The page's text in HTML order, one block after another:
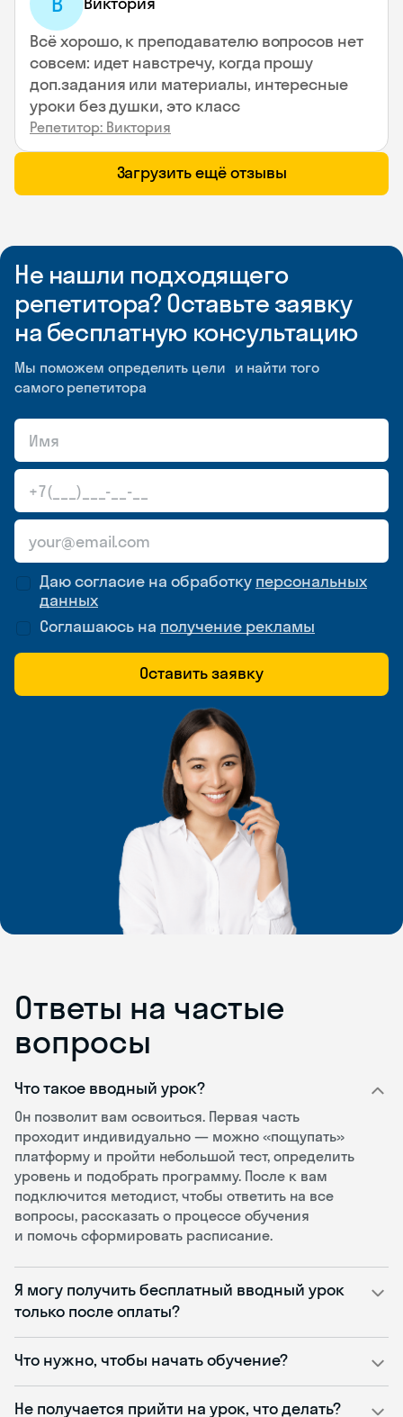
Всё хорошо, к преподавателю вопросов нет
совсем: идет навстречу, когда прошу
доп.задания или материалы, интересные
уроки без душки, это класс
Репетитор: Виктория
Загрузить ещё отзывы
Не нашли подходящего
репетитора? Оставьте заявку
на бесплатную консультацию
Мы поможем определить цели и найти того
самого репетитора
Даю согласие на обработку персональных
данных
Соглашаюсь на получение рекламы
Оставить заявку
Ответы на частые
вопросы
Что такое вводный урок?
Он позволит вам освоиться. Первая часть
проходит индивидуально — можно «пощупать»
платформу и пройти небольшой тест, определить
уровень и подобрать программу. После к вам
подключится методист, чтобы ответить на все
вопросы, рассказать о процессе обучения
и помочь сформировать расписание.
Я могу получить бесплатный вводный урок
только после оплаты?
Что нужно, чтобы начать обучение?
Не получается прийти на урок, что делать?